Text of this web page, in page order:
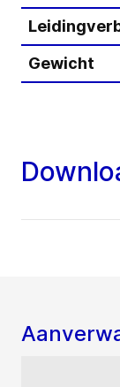
Gewicht